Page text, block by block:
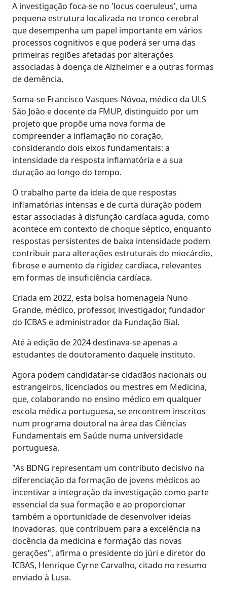
A investigação foca-se no 'locus coeruleus', uma
pequena estrutura localizada no tronco cerebral
que desempenha um papel importante em vários
processos cognitivos e que poderá ser uma das
primeiras regiões afetadas por alterações
associadas à doença de Alzheimer e a outras formas
de demência.
Soma-se Francisco Vasques-Nóvoa, médico da ULS
São João e docente da FMUP, distinguido por um
projeto que propõe uma nova forma de
compreender a inflamação no coração,
considerando dois eixos fundamentais: a
intensidade da resposta inflamatória e a sua
duração ao longo do tempo.
O trabalho parte da ideia de que respostas
inflamatórias intensas e de curta duração podem
estar associadas à disfunção cardíaca aguda, como
acontece em contexto de choque séptico, enquanto
respostas persistentes de baixa intensidade podem
contribuir para alterações estruturais do miocárdio,
fibrose e aumento da rigidez cardíaca, relevantes
em formas de insuficiência cardíaca.
Criada em 2022, esta bolsa homenageia Nuno
Grande, médico, professor, investigador, fundador
do ICBAS e administrador da Fundação Bial.
Até à edição de 2024 destinava-se apenas a
estudantes de doutoramento daquele instituto.
Agora podem candidatar-se cidadãos nacionais ou
estrangeiros, licenciados ou mestres em Medicina,
que, colaborando no ensino médico em qualquer
escola médica portuguesa, se encontrem inscritos
num programa doutoral na área das Ciências
Fundamentais em Saúde numa universidade
portuguesa.
"As BDNG representam um contributo decisivo na
diferenciação da formação de jovens médicos ao
incentivar a integração da investigação como parte
essencial da sua formação e ao proporcionar
também a oportunidade de desenvolver ideias
inovadoras, que contribuem para a excelência na
docência da medicina e formação das novas
gerações", afirma o presidente do júri e diretor do
ICBAS, Henrique Cyrne Carvalho, citado no resumo
enviado à Lusa.